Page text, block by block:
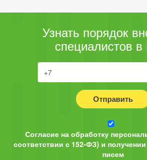
Узнать порядок
специалистов
Отправить
Согласие на обработку
соответствии с 152-ФЗ) и
писем